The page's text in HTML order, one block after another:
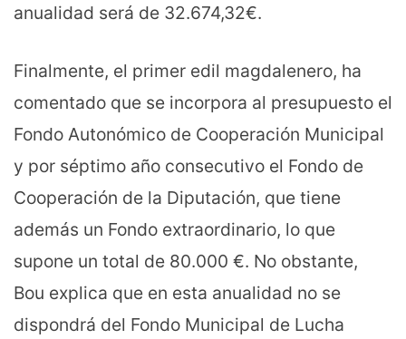
anualidad será de 32.674,32€.
Finalmente, el primer edil magdalenero, ha
comentado que se incorpora al presupuesto el
Fondo Autonómico de Cooperación Municipal
y por séptimo año consecutivo el Fondo de
Cooperación de la Diputación, que tiene
además un Fondo extraordinario, lo que
supone un total de 80.000 €. No obstante,
Bou explica que en esta anualidad no se
dispondrá del Fondo Municipal de Lucha